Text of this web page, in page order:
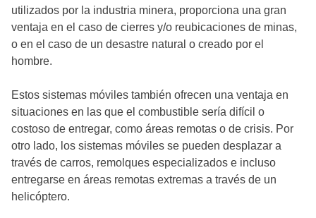
utilizados por la industria minera, proporciona una gran
ventaja en el caso de cierres y/o reubicaciones de minas,
o en el caso de un desastre natural o creado por el
hombre.
Estos sistemas móviles también ofrecen una ventaja en
situaciones en las que el combustible sería difícil o
costoso de entregar, como áreas remotas o de crisis. Por
otro lado, los sistemas móviles se pueden desplazar a
través de carros, remolques especializados e incluso
entregarse en áreas remotas extremas a través de un
helicóptero.